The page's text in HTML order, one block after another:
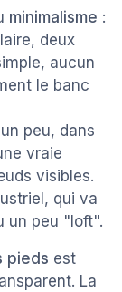
minimalisme :
deux
aucun
le banc
peu, dans
vraie
visibles.
qui va
un peu "loft".
pieds est
La